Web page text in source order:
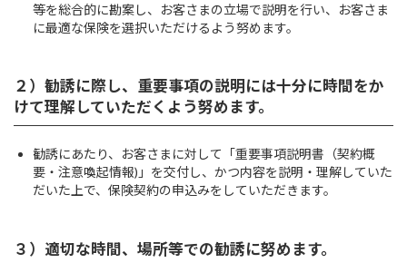
等を総合的に勘案し、お客さまの立場で説明を行い、お客さま
に最適な保険を選択いただけるよう努めます。
２）勧誘に際し、重要事項の説明には十分に時間をか
けて理解していただくよう努めます。
勧誘にあたり、お客さまに対して「重要事項説明書（契約概
要・注意喚起情報)」を交付し、かつ内容を説明・理解していた
だいた上で、保険契約の申込みをしていただきます。
３）適切な時間、場所等での勧誘に努めます。